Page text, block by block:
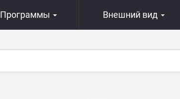
Программы Внешний вид